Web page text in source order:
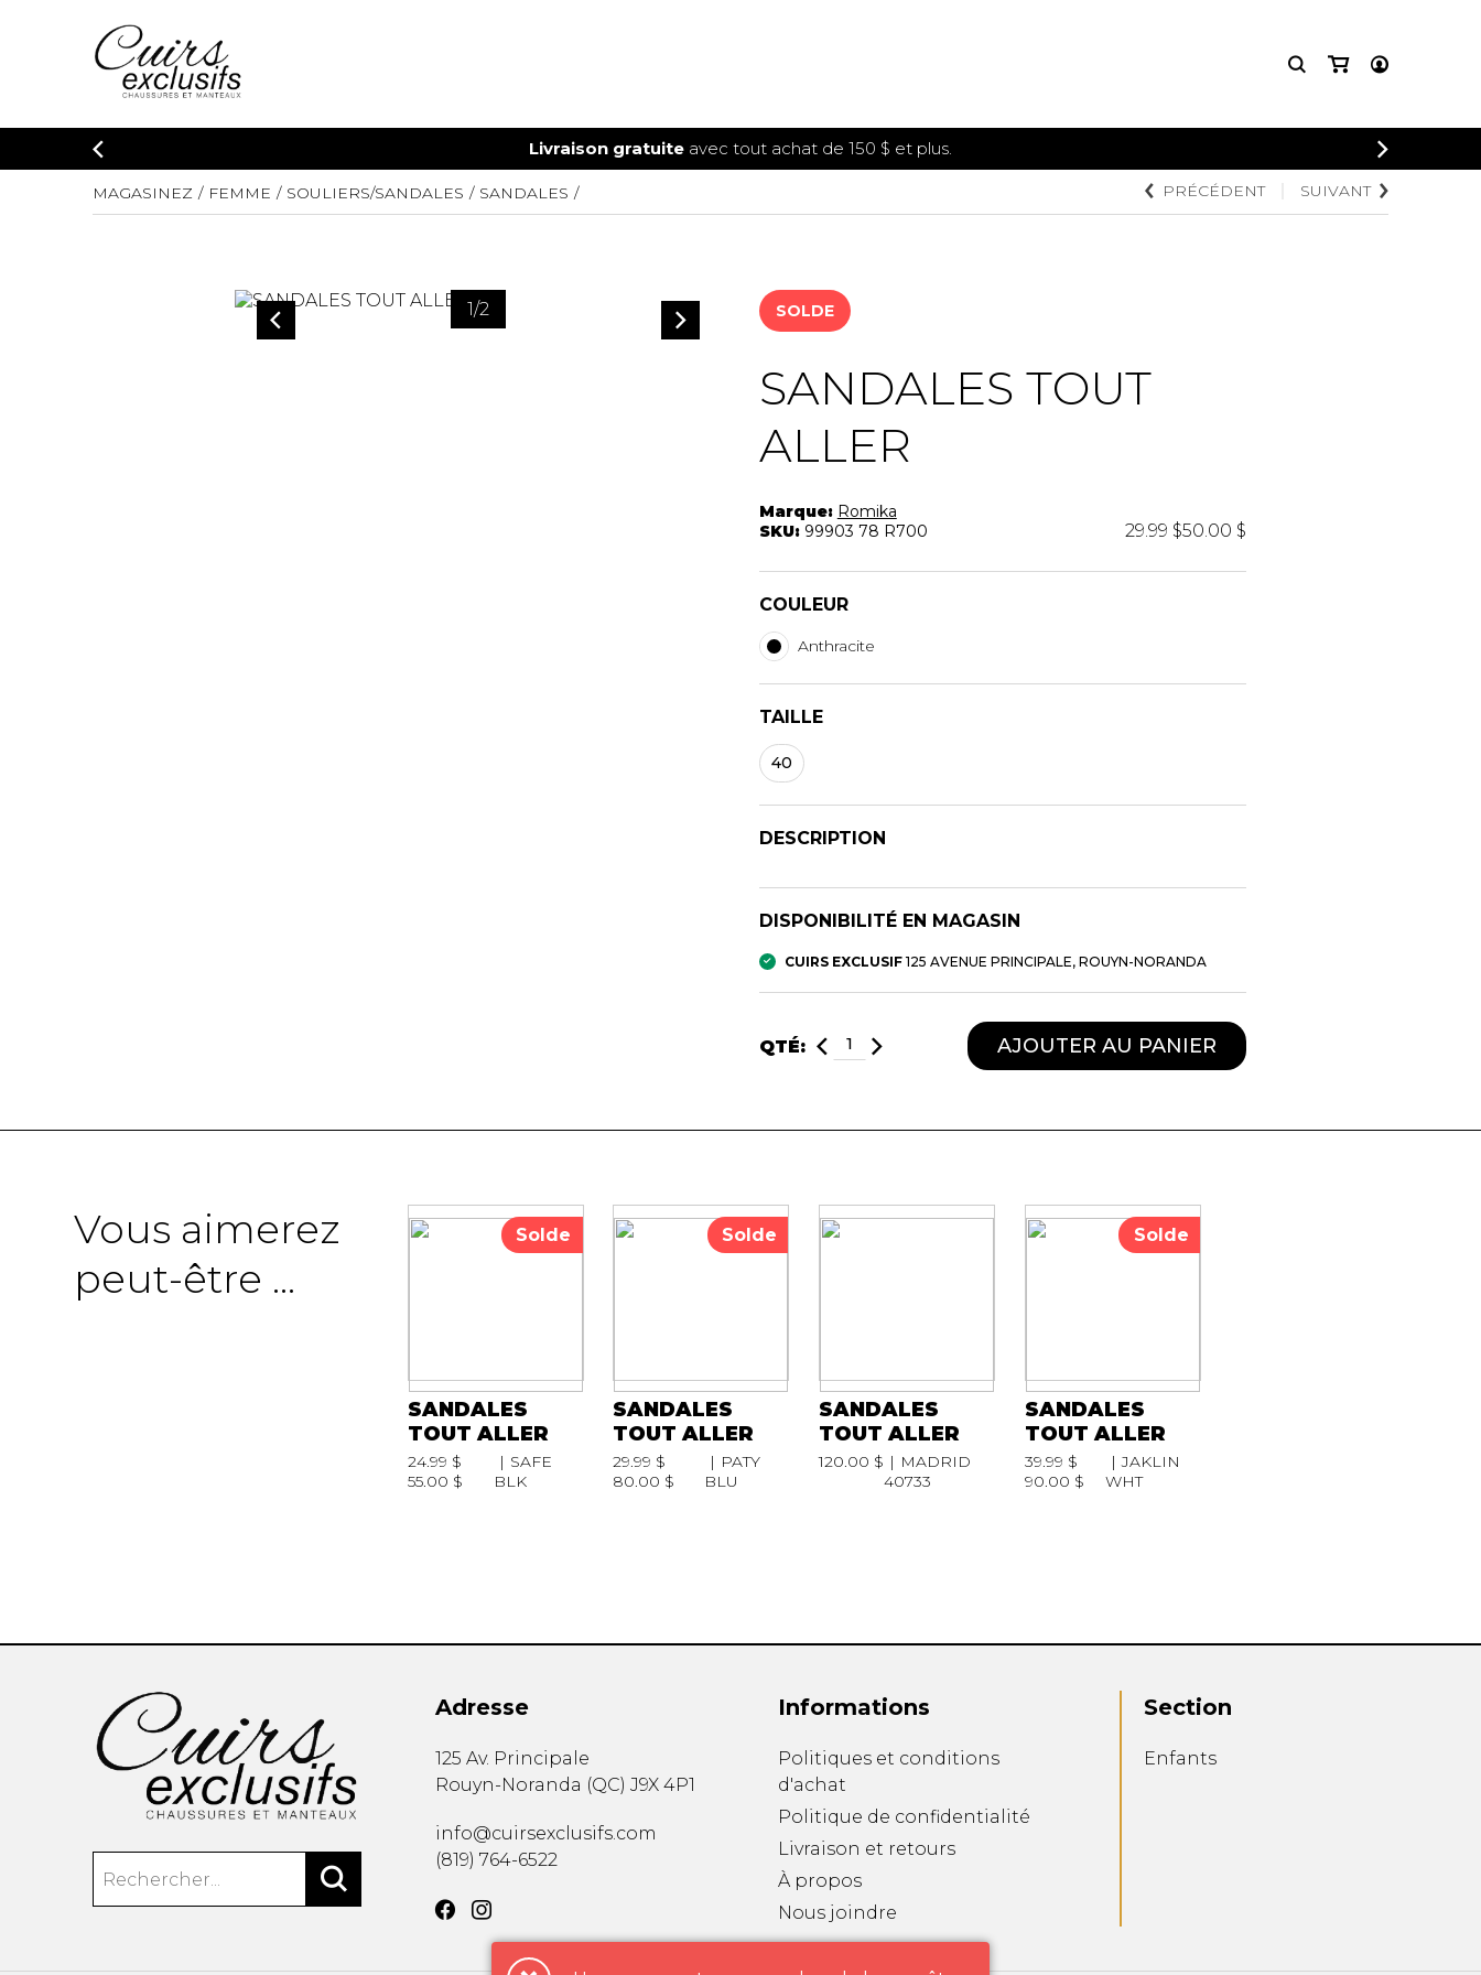
CONNEXION
INSCRIPTION
Livraison gratuite avec tout achat de 150 $ et plus.
MAGASINEZ FEMME SOULIERS/SANDALES SANDALES PRÉCÉDENT SUIVANT
1/2 SOLDE
SANDALES TOUT
ALLER
Marque: Romika
SKU: 99903 78 R700 29.99 $50.00 $
COULEUR
Anthracite
TAILLE
40
DESCRIPTION
DISPONIBILITÉ EN MAGASIN
CUIRS EXCLUSIF 125 AVENUE PRINCIPALE, ROUYN-NORANDA
QTÉ: AJOUTER AU PANIER
Vous aimerez
peut-être ...
Solde
SANDALES
TOUT ALLER
24.99 $
55.00 $
SAFE
BLK
Solde
SANDALES
TOUT ALLER
29.99 $
80.00 $
PATY
BLU
SANDALES
TOUT ALLER
120.00 $
MADRID
40733
Solde
SANDALES
TOUT ALLER
39.99 $
90.00 $
JAKLIN
WHT
Adresse
125 Av. Principale
Rouyn-Noranda (QC) J9X 4P1
info@cuirsexclusifs.com
(819) 764-6522
Informations
Politiques et conditions
d'achat
Politique de confidentialité
Livraison et retours
À propos
Nous joindre
Section
Enfants